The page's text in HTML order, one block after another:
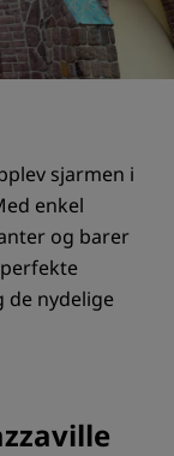
sjarmen i
enkel
og barer
nydelige